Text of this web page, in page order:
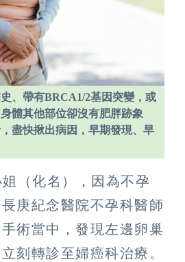
、帶有BRCA1/2基因突變，或
體其他部位卻沒有肥胖跡象
盡快揪出病因，早期發現、早
（化名），因為不孕
庚紀念醫院不孕科醫師
術當中，發現左邊卵巢
刻轉診至婦癌科治療。